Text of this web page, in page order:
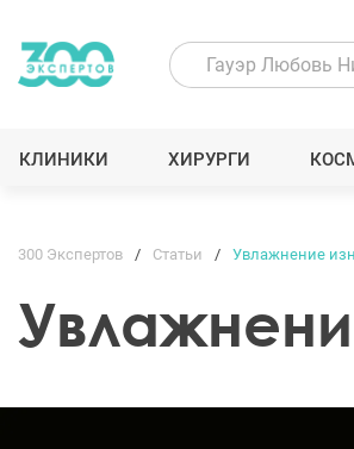
КЛИНИКИ ХИРУРГИ
300 Экспертов Статьи Увлажнение